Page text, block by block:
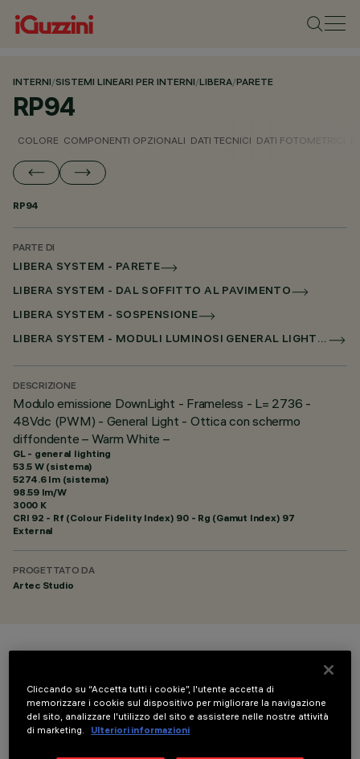
INTERNI/SISTEMI LINEARI PER INTERNI/LIBERA/PARETE
RP94
COLORE COMPONENTI OPZIONALI DATI TECNICI DATI FOTOMETRICI
RP94
PARTE DI
LIBERA SYSTEM - PARETE
LIBERA SYSTEM - DAL SOFFITTO AL PAVIMENTO
LIBERA SYSTEM - SOSPENSIONE
LIBERA SYSTEM - MODULI LUMINOSI GENERAL LIGHTING
DESCRIZIONE
Modulo emissione DownLight - Frameless - L= 2736 -
48Vdc (PWM) - General Light - Ottica con schermo
diffondente – Warm White –
GL - general lighting
53.5 W (sistema)
5274.6 lm (sistema)
98.59 lm/W
3000 K
CRI 92 - Rf (Colour Fidelity Index) 90 - Rg (Gamut Index) 97
External
PROGETTATO DA
Artec Studio
Cliccando su “Accetta tutti i cookie”, l'utente accetta di
memorizzare i cookie sul dispositivo per migliorare la navigazione
del sito, analizzare l'utilizzo del sito e assistere nelle nostre attività
di marketing.
Ulteriori informazioni